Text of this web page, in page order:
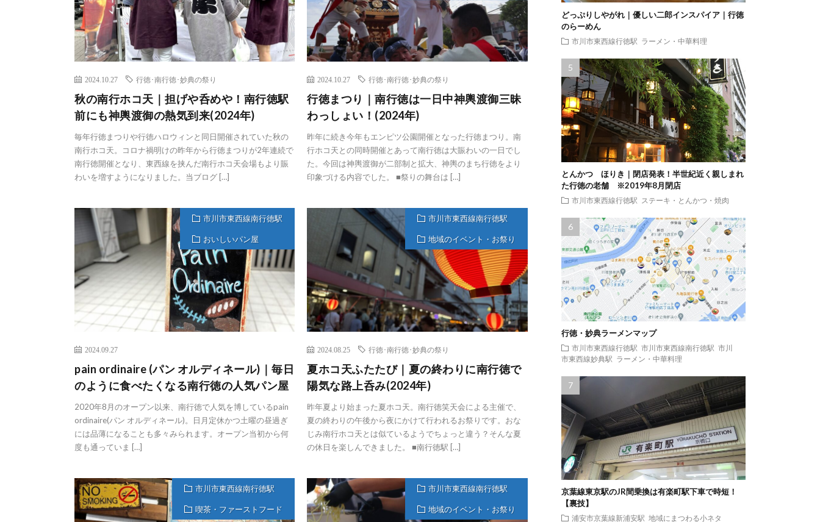
2024.10.27 行徳･南行徳･妙典の祭り
秋の南行ホコ天｜担げや呑めや！南行徳駅
前にも神輿渡御の熱気到来(2024年)
毎年行徳まつりや行徳ハロウィンと同日開催されていた秋の
南行ホコ天。コロナ禍明けの昨年から行徳まつりが2年連続で
南行徳開催となり、東西線を挟んだ南行ホコ天会場もより賑
わいを増すようになりました。当ブログ […]
2024.10.27 行徳･南行徳･妙典の祭り
行徳まつり｜南行徳は一日中神輿渡御三昧
わっしょい！(2024年)
昨年に続き今年もエンピツ公園開催となった行徳まつり。南
行ホコ天との同時開催とあって南行徳は大賑わいの一日でし
た。今回は神輿渡御が二部制と拡大、神輿のまち行徳をより
印象づける内容でした。 ■祭りの舞台は […]
市川市東西線南行徳駅
おいしいパン屋
2024.09.27
pain ordinaire (パン オルディネール)｜毎日
のように食べたくなる南行徳の人気パン屋
2020年8月のオープン以来、南行徳で人気を博しているpain
ordinaire(パン オルディネール)。日月定休かつ土曜の昼過ぎ
には品薄になることも多々みられます。オープン当初から何
度も通っていま […]
市川市東西線南行徳駅
地域のイベント・お祭り
2024.08.25 行徳･南行徳･妙典の祭り
夏ホコ天ふたたび｜夏の終わりに南行徳で
陽気な路上呑み(2024年)
昨年夏より始まった夏ホコ天。南行徳笑天会による主催で、
夏の終わりの午後から夜にかけて行われるお祭りです。おな
じみ南行ホコ天とは似ているようでちょっと違う？そんな夏
の休日を楽しんできました。 ■南行徳駅 […]
市川市東西線南行徳駅
喫茶・ファーストフード
市川市東西線南行徳駅
地域のイベント・お祭り
どっぷりしやがれ｜優しい二郎インスパイア｜行徳
のらーめん
市川市東西線行徳駅 ラーメン・中華料理
とんかつ ほりき｜閉店発表！半世紀近く親しまれ
た行徳の老舗 ※2019年8月閉店
市川市東西線行徳駅 ステーキ・とんかつ・焼肉
行徳・妙典ラーメンマップ
市川市東西線行徳駅 市川市東西線南行徳駅 市川
市東西線妙典駅
ラーメン・中華料理
京葉線東京駅のJR間乗換は有楽町駅下車で時短！
【裏技】
浦安市京葉線新浦安駅 地域にまつわる小ネタ